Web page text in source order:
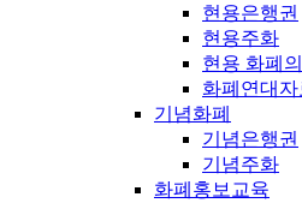
현용은행권
현용주화
현용 화폐
화폐연대자
기념화폐
기념은행권
기념주화
화폐홍보교육